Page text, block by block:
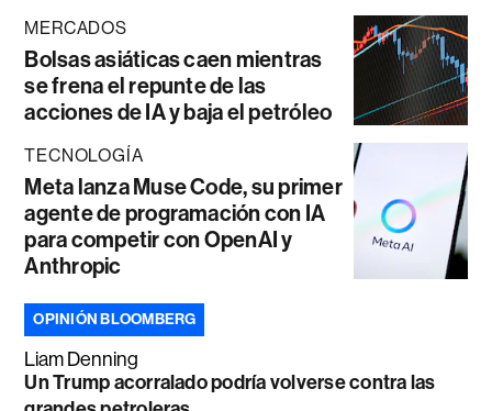
MERCADOS
Bolsas asiáticas caen mientras
se frena el repunte de las
acciones de IA y baja el petróleo
TECNOLOGÍA
Meta lanza Muse Code, su primer
agente de programación con IA
para competir con OpenAI y
Anthropic
OPINIÓN BLOOMBERG
Liam Denning
Un Trump acorralado podría volverse contra las